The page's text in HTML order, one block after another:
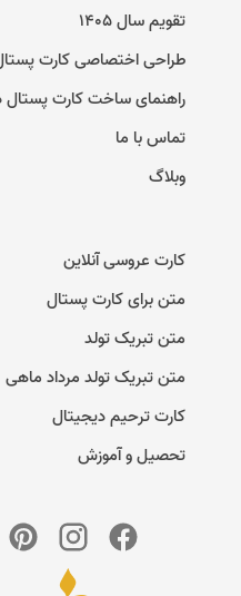
تقویم سال ۱۴۰۵
طراحی اختصاصی کارت
راهنمای ساخت کارت پستال
تماس با ما
وبلاگ
کارت عروسی آنلاین
متن برای کارت پستال
متن تبریک تولد
متن تبریک تولد مرداد ماهی
کارت ترحیم دیجیتال
تحصیل و آموزش